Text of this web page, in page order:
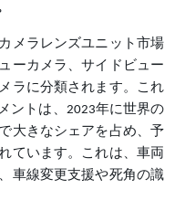
メラレンズユニット市場
ーカメラ、サイドビュー
ラに分類されます。これ
ントは、2023年に世界の
大きなシェアを占め、予
ています。これは、車両
車線変更支援や死角の識